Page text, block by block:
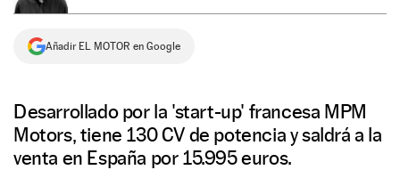
Añadir EL MOTOR en Google
Desarrollado por la 'start-up' francesa MPM
Motors, tiene 130 CV de potencia y saldrá a la
venta en España por 15.995 euros.